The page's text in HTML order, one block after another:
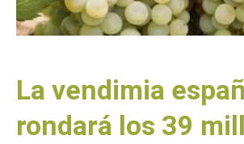
La vendimia
rondará los 39